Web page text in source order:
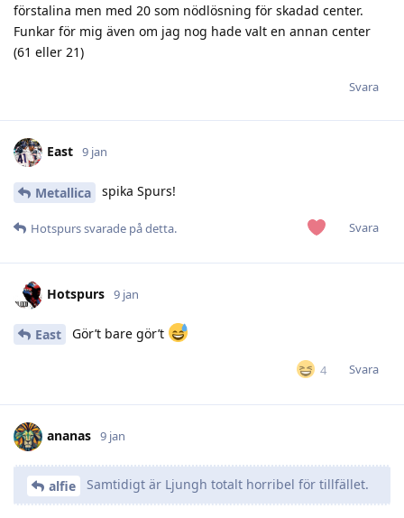
förstalina men med 20 som nödlösning för skadad center.
Funkar för mig även om jag nog hade valt en annan center
(61 eller 21)
Svara
East 9 jan
Metallica spika Spurs!
Svara
Hotspurssvarade på detta.
Hotspurs 9 jan
East Gör’t bare gör’t
4 Svara
ananas 9 jan
alfie Samtidigt är Ljungh totalt horribel för tillfället.